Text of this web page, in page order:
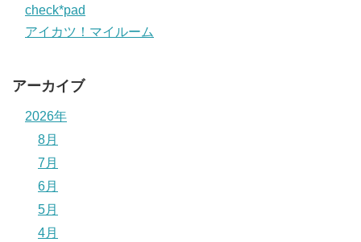
check*pad
アイカツ！マイルーム
アーカイブ
2026年
8月
7月
6月
5月
4月